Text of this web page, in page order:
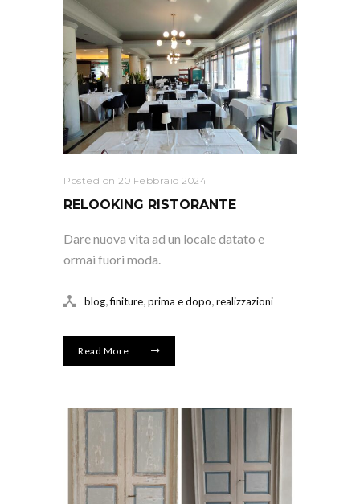
Posted on 20 Febbraio 2024
RELOOKING RISTORANTE
Dare nuova vita ad un locale datato e
ormai fuori moda.
blog ,finiture prima e dopo realizzazioni
Read More